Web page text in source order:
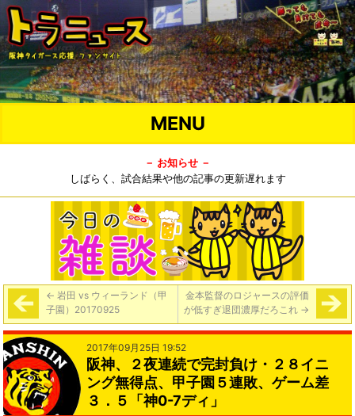
MENU
－ お知らせ －
しばらく、試合結果や他の記事の更新遅れます
← 岩田 vs ウィーランド（甲
子園）20170925
金本監督のロジャースの評価
が低すぎ退団濃厚だろこれ →
2017年09月25日 19:52
阪神、２夜連続で完封負け・２８イニ
ング無得点、甲子園５連敗、ゲーム差
３．５「神0-7ディ」